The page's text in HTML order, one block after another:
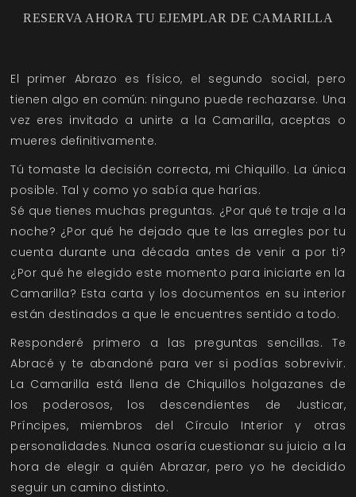
RESERVA AHORA TU EJEMPLAR DE CAMARILLA
El primer Abrazo es físico, el segundo social, pero
tienen algo en común: ninguno puede rechazarse. Una
vez eres invitado a unirte a la Camarilla, aceptas o
mueres definitivamente.
Tú tomaste la decisión correcta, mi Chiquillo. La única
posible. Tal y como yo sabía que harías.
Sé que tienes muchas preguntas. ¿Por qué te traje a la
noche? ¿Por qué he dejado que te las arregles por tu
cuenta durante una década antes de venir a por ti?
¿Por qué he elegido este momento para iniciarte en la
Camarilla? Esta carta y los documentos en su interior
están destinados a que le encuentres sentido a todo.
Responderé primero a las preguntas sencillas. Te
Abracé y te abandoné para ver si podías sobrevivir.
La Camarilla está llena de Chiquillos holgazanes de
los poderosos, los descendientes de Justicar,
Príncipes, miembros del Círculo Interior y otras
personalidades. Nunca osaría cuestionar su juicio a la
hora de elegir a quién Abrazar, pero yo he decidido
seguir un camino distinto.